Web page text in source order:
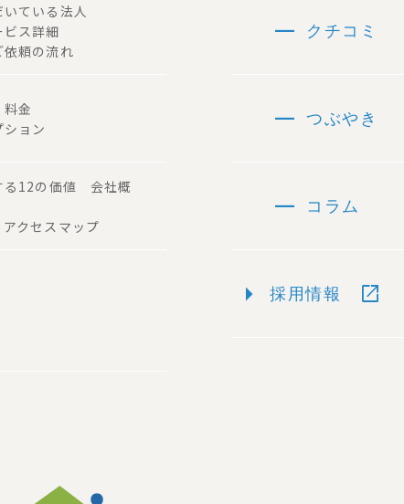
ている法人
ビス詳細
頼の流れ
料金
ョン
12の価値 会社概
クセスマップ
remove クチコミ
remove つぶやき
remove コラム
arrow_right 採用情報 open_in_new